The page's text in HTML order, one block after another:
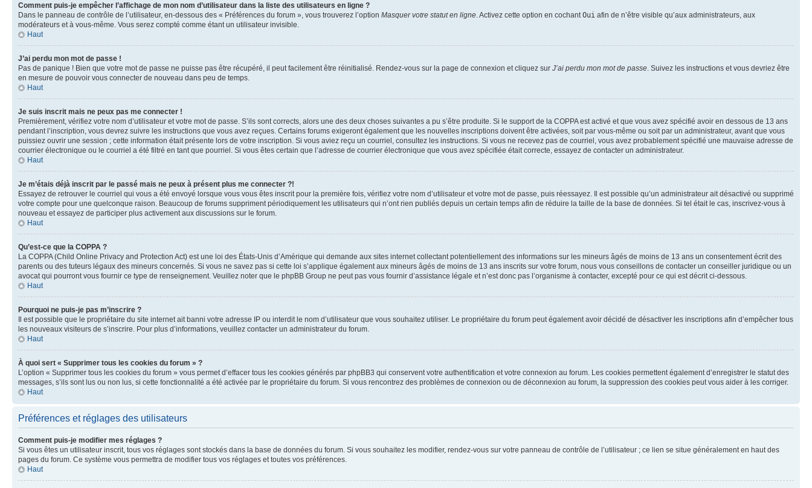
Comment puis-je empêcher l’affichage de mon nom d’utilisateur dans la liste des utilisateurs en ligne ?
Dans le panneau de contrôle de l’utilisateur, en-dessous des « Préférences du forum », vous trouverez l’option Masquer votre statut en ligne . Activez cette option en cochant Oui afin de n’être visible qu’aux administrateurs, aux
modérateurs et à vous-même. Vous serez compté comme étant un utilisateur invisible.
Haut
J’ai perdu mon mot de passe !
Pas de panique ! Bien que votre mot de passe ne puisse pas être récupéré, il peut facilement être réinitialisé. Rendez-vous sur la page de connexion et cliquez sur J’ai perdu mon mot de passe . Suivez les instructions et vous devriez être
en mesure de pouvoir vous connecter de nouveau dans peu de temps.
Haut
Je suis inscrit mais ne peux pas me connecter !
Premièrement, vérifiez votre nom d’utilisateur et votre mot de passe. S’ils sont corrects, alors une des deux choses suivantes a pu s’être produite. Si le support de la COPPA est activé et que vous avez spécifié avoir en dessous de 13 ans
pendant l’inscription, vous devrez suivre les instructions que vous avez reçues. Certains forums exigeront également que les nouvelles inscriptions doivent être activées, soit par vous-même ou soit par un administrateur, avant que vous
puissiez ouvrir une session ; cette information était présente lors de votre inscription. Si vous aviez reçu un courriel, consultez les instructions. Si vous ne recevez pas de courriel, vous avez probablement spécifié une mauvaise adresse de
courrier électronique ou le courriel a été filtré en tant que pourriel. Si vous êtes certain que l’adresse de courrier électronique que vous avez spécifiée était correcte, essayez de contacter un administrateur.
Haut
Je m’étais déjà inscrit par le passé mais ne peux à présent plus me connecter ?!
Essayez de retrouver le courriel qui vous a été envoyé lorsque vous vous êtes inscrit pour la première fois, vérifiez votre nom d’utilisateur et votre mot de passe, puis réessayez. Il est possible qu’un administrateur ait désactivé ou supprimé
votre compte pour une quelconque raison. Beaucoup de forums suppriment périodiquement les utilisateurs qui n’ont rien publiés depuis un certain temps afin de réduire la taille de la base de données. Si tel était le cas, inscrivez-vous à
nouveau et essayez de participer plus activement aux discussions sur le forum.
Haut
Qu’est-ce que la COPPA ?
La COPPA (Child Online Privacy and Protection Act) est une loi des États-Unis d’Amérique qui demande aux sites internet collectant potentiellement des informations sur les mineurs âgés de moins de 13 ans un consentement écrit des
parents ou des tuteurs légaux des mineurs concernés. Si vous ne savez pas si cette loi s’applique également aux mineurs âgés de moins de 13 ans inscrits sur votre forum, nous vous conseillons de contacter un conseiller juridique ou un
avocat qui pourront vous fournir ce type de renseignement. Veuillez noter que le phpBB Group ne peut pas vous fournir d’assistance légale et n’est donc pas l’organisme à contacter, excepté pour ce qui est décrit ci-dessous.
Haut
Pourquoi ne puis-je pas m’inscrire ?
Il est possible que le propriétaire du site internet ait banni votre adresse IP ou interdit le nom d’utilisateur que vous souhaitez utiliser. Le propriétaire du forum peut également avoir décidé de désactiver les inscriptions afin d’empêcher tous
les nouveaux visiteurs de s’inscrire. Pour plus d’informations, veuillez contacter un administrateur du forum.
Haut
À quoi sert « Supprimer tous les cookies du forum » ?
L’option « Supprimer tous les cookies du forum » vous permet d’effacer tous les cookies générés par phpBB3 qui conservent votre authentification et votre connexion au forum. Les cookies permettent également d’enregistrer le statut des
messages, s’ils sont lus ou non lus, si cette fonctionnalité a été activée par le propriétaire du forum. Si vous rencontrez des problèmes de connexion ou de déconnexion au forum, la suppression des cookies peut vous aider à les corriger.
Haut
Préférences et réglages des utilisateurs
Comment puis-je modifier mes réglages ?
Si vous êtes un utilisateur inscrit, tous vos réglages sont stockés dans la base de données du forum. Si vous souhaitez les modifier, rendez-vous sur votre panneau de contrôle de l’utilisateur ; ce lien se situe généralement en haut des
pages du forum. Ce système vous permettra de modifier tous vos réglages et toutes vos préférences.
Haut